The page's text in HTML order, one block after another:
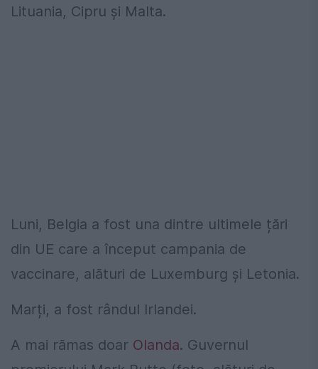
Lituania, Cipru și Malta.
Luni, Belgia a fost una dintre ultimele țări
din UE care a început campania de
vaccinare, alături de Luxemburg și Letonia.
Marți, a fost rândul Irlandei.
A mai rămas doar Olanda. Guvernul